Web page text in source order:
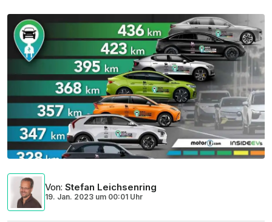
Von: Stefan Leichsenring
19. Jan. 2023 um 00:01 Uhr